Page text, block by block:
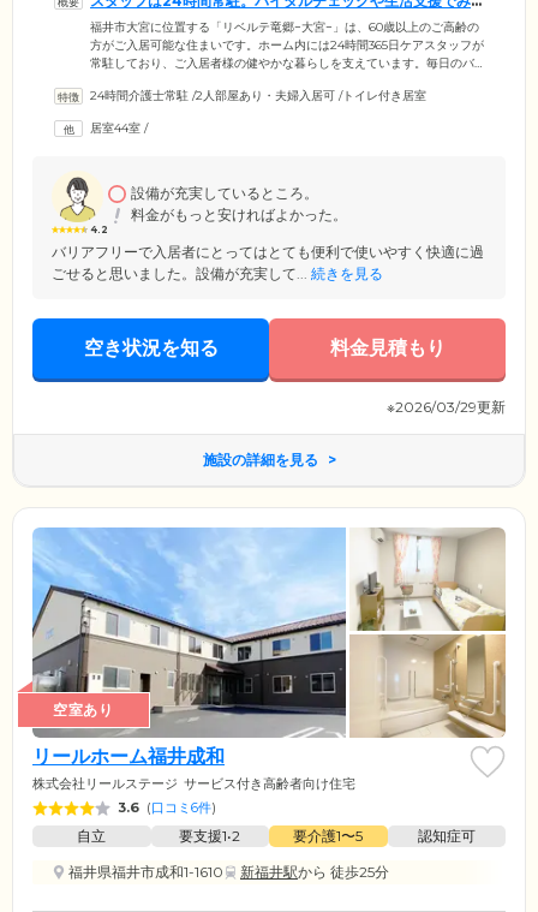
なさまを支えます
福井市大宮に位置する「リベルテ竜郷−大宮−」は、60歳以上のご高齢の
方がご入居可能な住まいです。ホーム内には24時間365日ケアスタッフが
常駐しており、ご入居者様の健やかな暮らしを支えています。毎日のバ
的に巡回を行い、みなさまの安否確認にも努めています。さらに、さま
の受け取りや往診の対応、預り金の管理やタクシーの手配など、内容は
24時間介護士常駐 /2人部屋あり・夫婦入居可 /トイレ付き居室
居室44室 /
4.2
設備が充実しているところ。
料金がもっと安ければよかった。
バリアフリーで入居者にとってはとても便利で使いやすく快適に過
ごせると思いました。設備が充実して... 続きを見る
空き状況を知る 料金見積もり
※2026/03/29更新
施設の詳細を見る
空室あり
リールホーム福井成和
株式会社リールステージ サービス付き高齢者向け住宅
3.6 (口コミ6件)
自立 要支援1•2 要介護1〜5
認知症可
福井県福井市成和1-1610
新福井駅から 徒歩25分